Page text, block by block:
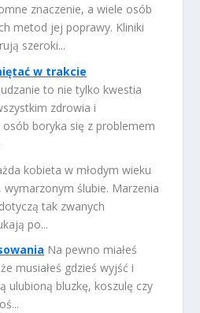
znaczenie, a wiele osób
metod jej poprawy. Kliniki
szeroki...
w trakcie
to nie tylko kwestia
zdrowia i
boryka się z problemem
kobieta w młodym wieku
wymarzonym ślubie. Marzenia
tak zwanych
po...
Na pewno miałeś
musiałeś gdzieś wyjść i
ulubioną bluzkę, koszulę czy